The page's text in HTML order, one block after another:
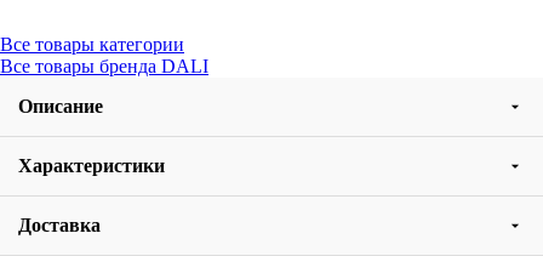
Все товары категории
Все товары бренда DALI
Описание
Характеристики
Доставка